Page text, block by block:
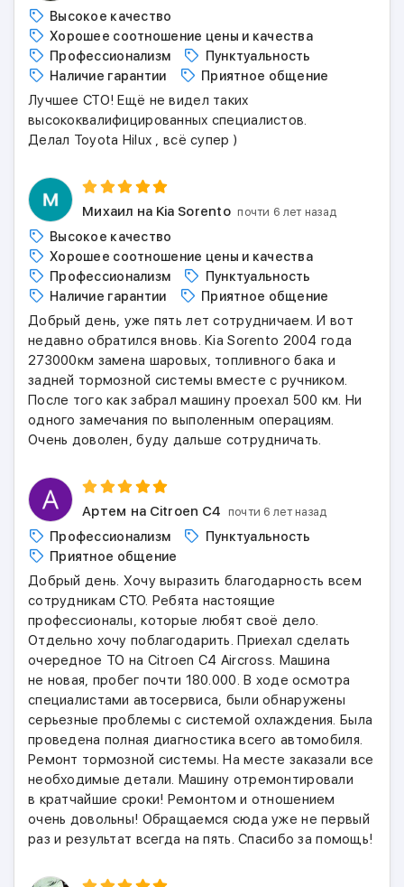
Высокое качество
Хорошее соотношение цены и качества
Профессионализм
Пунктуальность
Наличие гарантии
Приятное общение
Лучшее СТО! Ещё не видел таких
высококвалифицированных специалистов.
Делал Toyota Hilux , всё супер )
Михаил на Kia Sorento почти 6 лет назад
Высокое качество
Хорошее соотношение цены и качества
Профессионализм
Пунктуальность
Наличие гарантии
Приятное общение
Добрый день, уже пять лет сотрудничаем. И вот
недавно обратился вновь. Kia Sorento 2004 года
273000км замена шаровых, топливного бака и
задней тормозной системы вместе с ручником.
После того как забрал машину проехал 500 км. Ни
одного замечания по выполенным операциям.
Очень доволен, буду дальше сотрудничать.
Артем на Citroen C4 почти 6 лет назад
Профессионализм
Пунктуальность
Приятное общение
Добрый день. Хочу выразить благодарность всем
сотрудникам СТО. Ребята настоящие
профессионалы, которые любят своё дело.
Отдельно хочу поблагодарить. Приехал сделать
очередное ТО на Citroen C4 Aircross. Машина
не новая, пробег почти 180.000. В ходе осмотра
специалистами автосервиса, были обнаружены
серьезные проблемы с системой охлаждения. Была
проведена полная диагностика всего автомобиля.
Ремонт тормозной системы. На месте заказали все
необходимые детали. Машину отремонтировали
в кратчайшие сроки! Ремонтом и отношением
очень довольны! Обращаемся сюда уже не первый
раз и результат всегда на пять. Спасибо за помощь!